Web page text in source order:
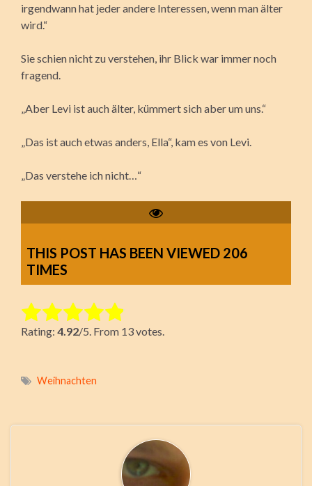
irgendwann hat jeder andere Interessen, wenn man älter
wird.“
Sie schien nicht zu verstehen, ihr Blick war immer noch
fragend.
„Aber Levi ist auch älter, kümmert sich aber um uns.“
„Das ist auch etwas anders, Ella“, kam es von Levi.
„Das verstehe ich nicht…“
THIS POST HAS BEEN VIEWED 206
TIMES
Rate this item:
Submit Rating
Rating: 4.92/5. From 13 votes.
Weihnachten